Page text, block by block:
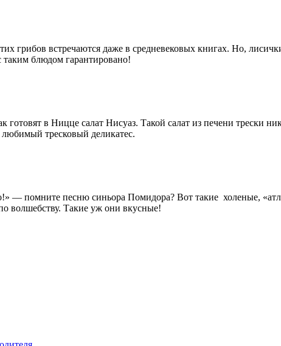
грибов встречаются даже в средневековых книгах. Но,
блюдом гарантировано!
в Ницце салат Нисуаз. Такой салат из печени трески
тресковый деликатес.
— помните песню синьора Помидора? Вот такие холеные,
волшебству. Такие уж они вкусные!